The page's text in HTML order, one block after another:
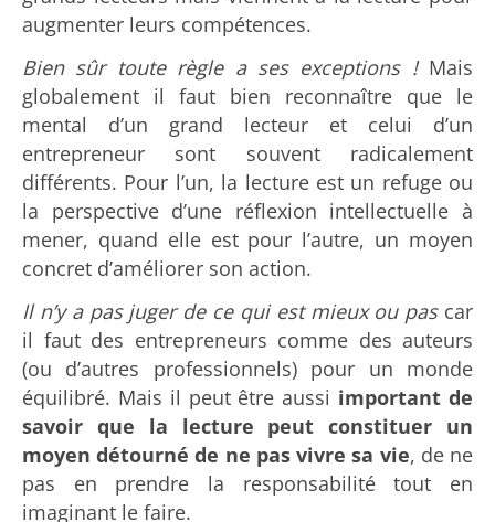
augmenter leurs compétences.
Bien sûr toute règle a ses exceptions !Mais
globalement il faut bien reconnaître que le
mental d’un grand lecteur et celui d’un
entrepreneur sont souvent radicalement
différents. Pour l’un, la lecture est un refuge ou
la perspective d’une réflexion intellectuelle à
mener, quand elle est pour l’autre, un moyen
concret d’améliorer son action.
Il n’y a pas juger de ce qui est mieux ou pascar
il faut des entrepreneurs comme des auteurs
(ou d’autres professionnels) pour un monde
équilibré. Mais il peut être aussi important de
savoir que la lecture peut constituer un
moyen détourné de ne pas vivre sa vie, de ne
pas en prendre la responsabilité tout en
imaginant le faire.